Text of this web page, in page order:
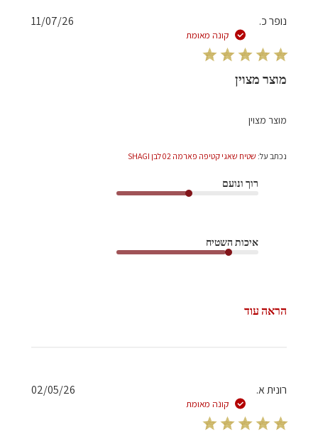
נופר כ.
קונה מאומת
מוצר מצוין
מוצר מצוין
נכתב על: שטיח שאגי קטיפה פארמה 02 לבן SHAGI
רוך ונועם
איכות השטיח
הראה עוד
11/07/26
רונית א.
קונה מאומת
תאריך02/05/26